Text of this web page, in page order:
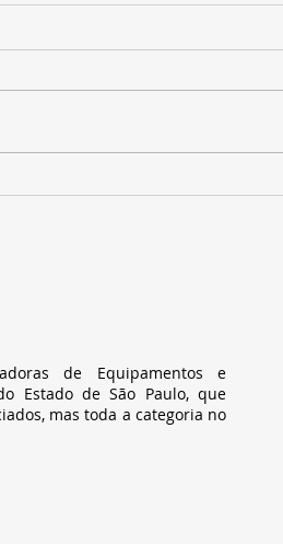
de Equipamentos e
Estado de São Paulo, que
mas toda a categoria no